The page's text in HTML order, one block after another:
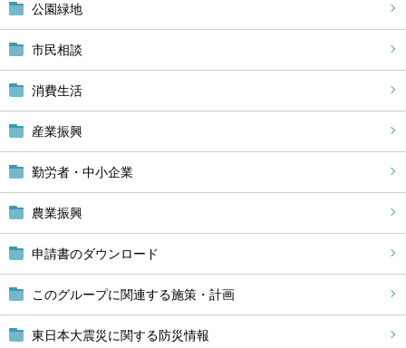
公園緑地
市民相談
消費生活
産業振興
勤労者・中小企業
農業振興
申請書のダウンロード
このグループに関連する施策・計画
東日本大震災に関する防災情報